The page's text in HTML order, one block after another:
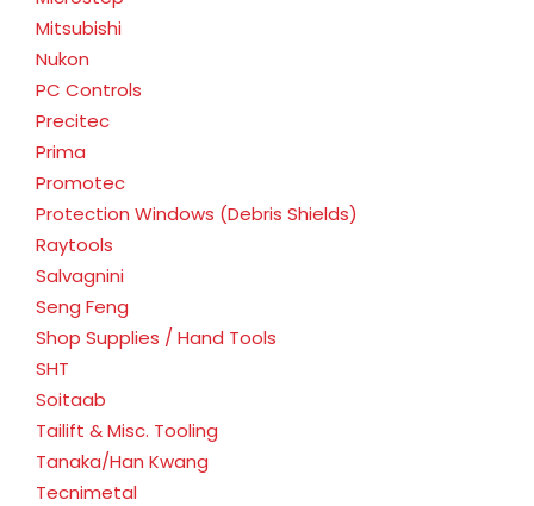
Mitsubishi
Nukon
PC Controls
Precitec
Prima
Promotec
Protection Windows (Debris Shields)
Raytools
Salvagnini
Seng Feng
Shop Supplies / Hand Tools
SHT
Soitaab
Tailift & Misc. Tooling
Tanaka/Han Kwang
Tecnimetal